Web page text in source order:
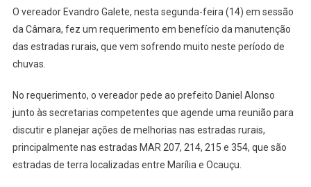
O vereador Evandro Galete, nesta segunda-feira (14) em sessão
da Câmara, fez um requerimento em benefício da manutenção
das estradas rurais, que vem sofrendo muito neste período de
chuvas.
No requerimento, o vereador pede ao prefeito Daniel Alonso
junto às secretarias competentes que agende uma reunião para
discutir e planejar ações de melhorias nas estradas rurais,
principalmente nas estradas MAR 207, 214, 215 e 354, que são
estradas de terra localizadas entre Marília e Ocauçu.